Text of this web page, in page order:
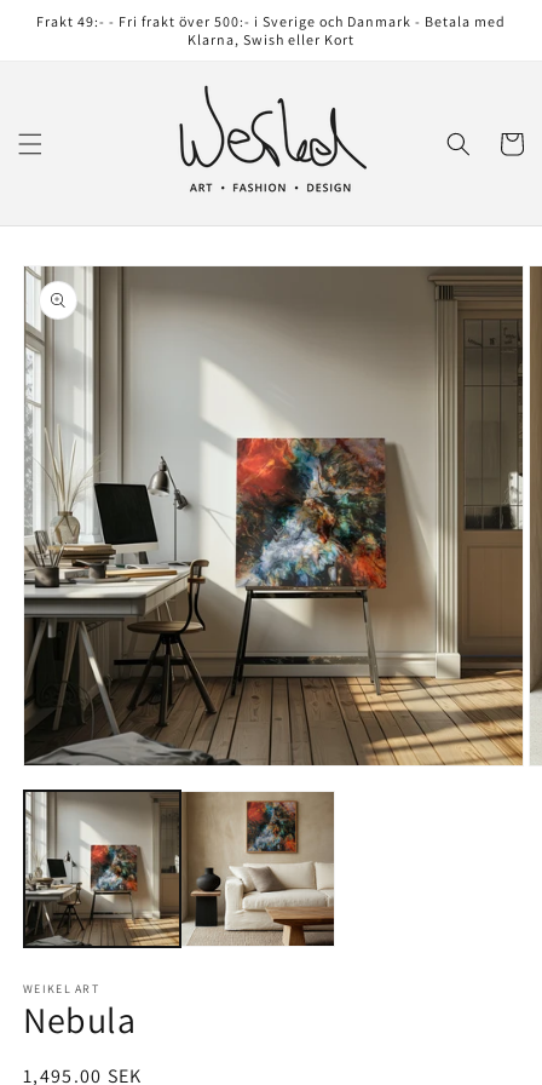
vidare
Frakt 49:- - Fri frakt över 500:- i Sverige och Danmark - Betala med
Klarna, Swish eller Kort
vidare till
mediet
1
i
modalfönster
WEIKEL ART
Nebula
Ordinarie
1,495.00 SEK